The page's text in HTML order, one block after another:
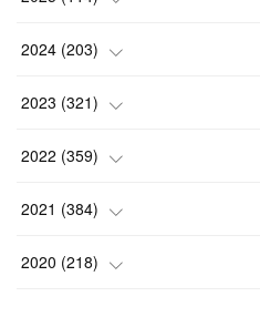
(1)
(8)
(6)
(9 )
( 5 )
2024 (203)
(24)
(10)
(18)
(17)
2023 (321)
(25)
(17)
(35)
2022 (359)
(42)
(37)
2021 (384)
(9)
2020 (218)